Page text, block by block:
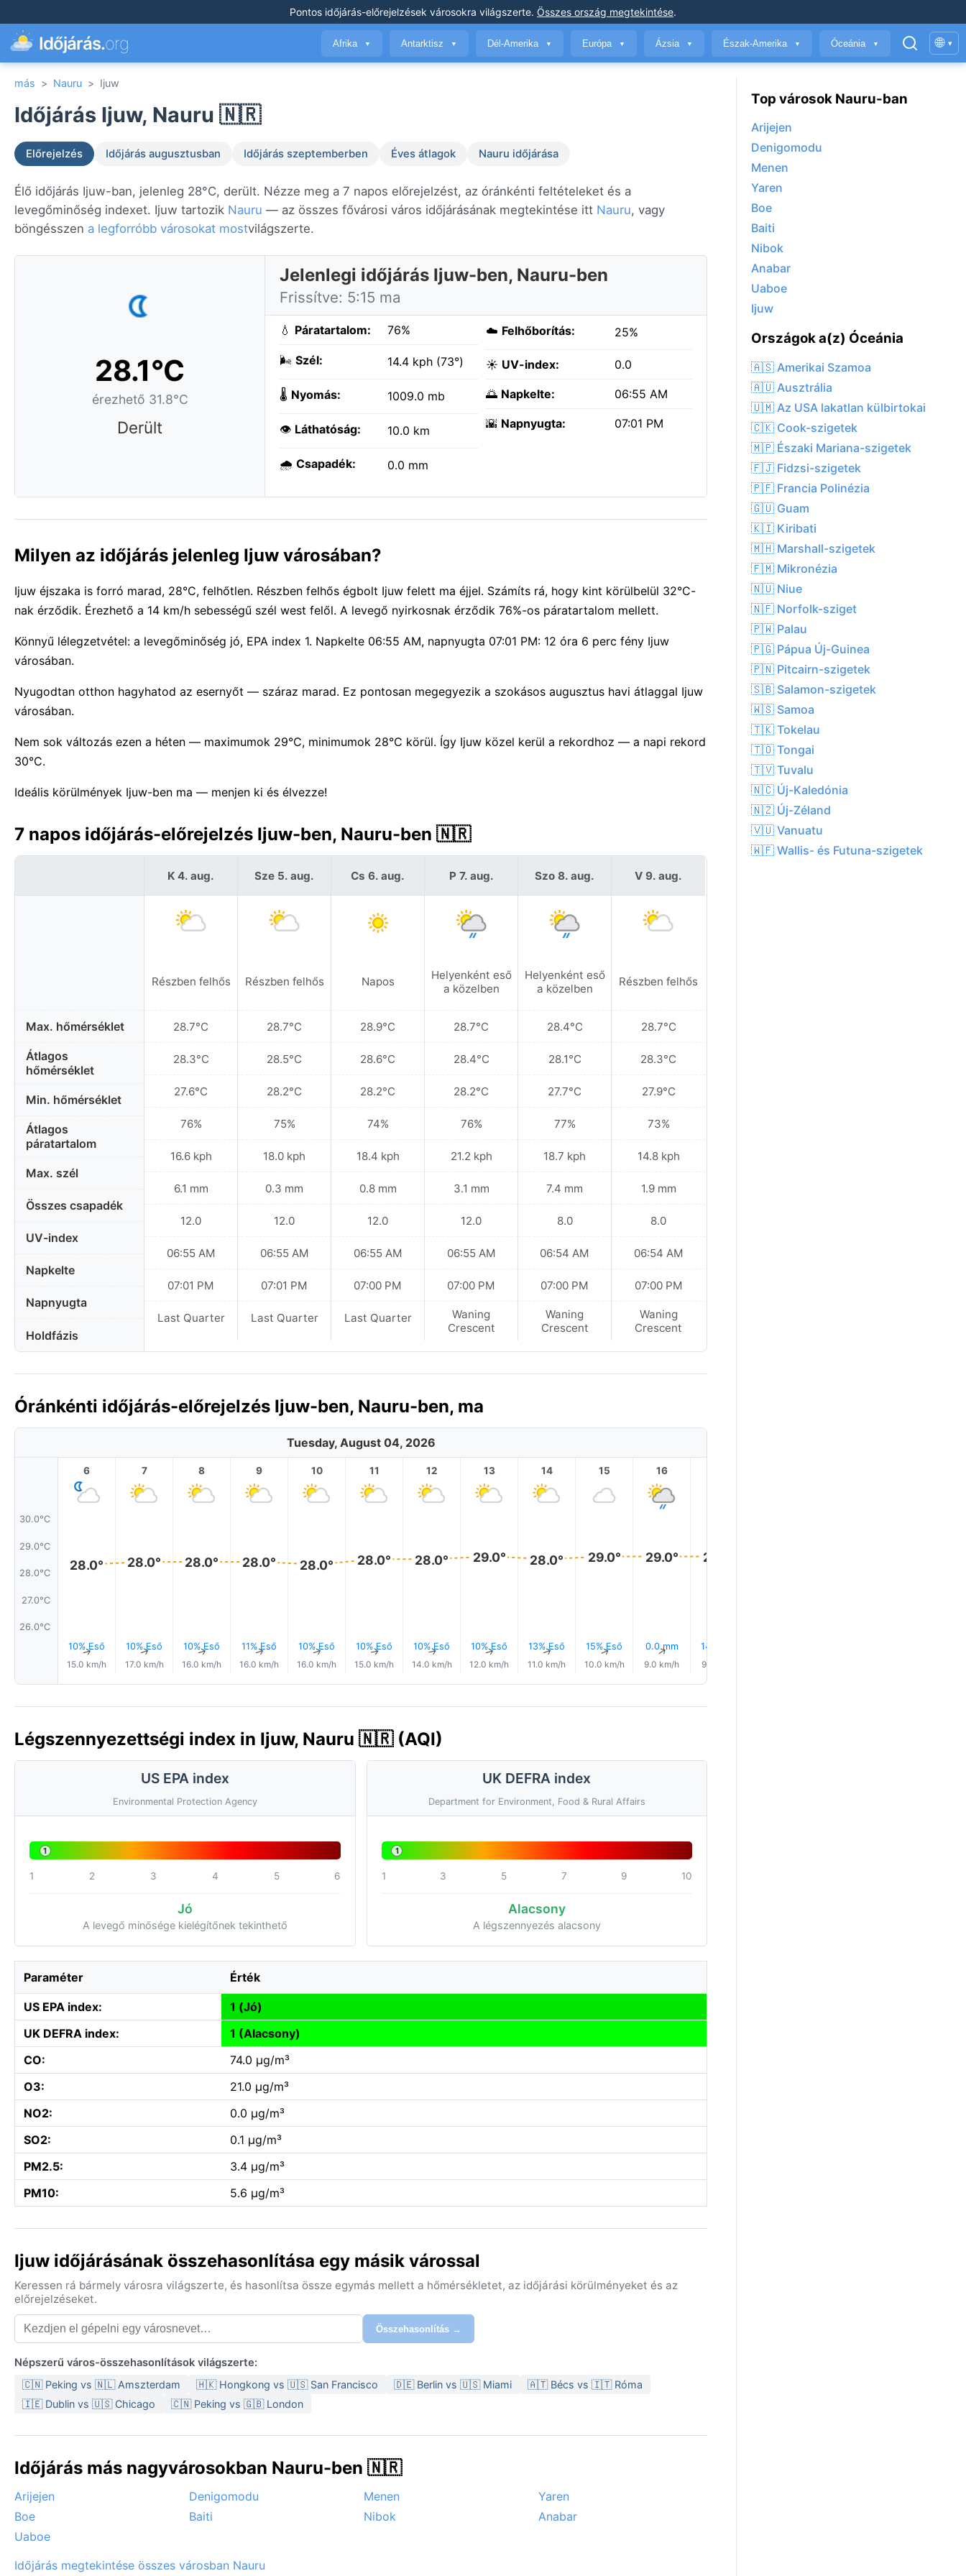
Pontos időjárás-előrejelzések városokra világszerte. Összes ország megtekintése.
Időjárás.org Afrika ▼ Antarktisz ▼ Dél-Amerika ▼ Európa ▼ Ázsia ▼ Észak-Amerika ▼ Óceánia ▼ 🌐 ▾
más > Nauru > Ijuw
Időjárás Ijuw, Nauru 🇳🇷
Előrejelzés Időjárás augusztusban Időjárás szeptemberben Éves átlagok Nauru időjárása
Élő időjárás Ijuw-ban, jelenleg 28°C, derült. Nézze meg a 7 napos előrejelzést, az óránkénti feltételeket és a
levegőminőség indexet. Ijuw tartozik Nauru — az összes fővárosi város időjárásának megtekintése itt Nauru, vagy
böngésszen a legforróbb városokat mostvilágszerte.
28.1°C
érezhető 31.8°C
Derült
Jelenlegi időjárás Ijuw-ben, Nauru-ben
Frissítve: 5:15 ma
💧 Páratartalom: 76%
🌬️ Szél: 14.4 kph (73°)
🌡️ Nyomás: 1009.0 mb
👁️ Láthatóság: 10.0 km
🌧️ Csapadék: 0.0 mm
☁️ Felhőborítás: 25%
☀️ UV-index: 0.0
🌅 Napkelte: 06:55 AM
🌇 Napnyugta: 07:01 PM
Milyen az időjárás jelenleg Ijuw városában?
Ijuw éjszaka is forró marad, 28°C, felhőtlen. Részben felhős égbolt Ijuw felett ma éjjel. Számíts rá, hogy kint körülbelül 32°C-
nak érződik. Érezhető a 14 km/h sebességű szél west felől. A levegő nyirkosnak érződik 76%-os páratartalom mellett.
Könnyű lélegzetvétel: a levegőminőség jó, EPA index 1. Napkelte 06:55 AM, napnyugta 07:01 PM: 12 óra 6 perc fény Ijuw
városában.
Nyugodtan otthon hagyhatod az esernyőt — száraz marad. Ez pontosan megegyezik a szokásos augusztus havi átlaggal Ijuw
városában.
Nem sok változás ezen a héten — maximumok 29°C, minimumok 28°C körül. Így Ijuw közel kerül a rekordhoz — a napi rekord
30°C.
Ideális körülmények Ijuw-ben ma — menjen ki és élvezze!
7 napos időjárás-előrejelzés Ijuw-ben, Nauru-ben 🇳🇷
Max. hőmérséklet
Átlagos
hőmérséklet
Min. hőmérséklet
Átlagos
páratartalom
Max. szél
Összes csapadék
UV-index
Napkelte
Napnyugta
Holdfázis
K 4. aug.
Részben felhős
28.7°C
28.3°C
27.6°C
76%
16.6 kph
6.1 mm
12.0
06:55 AM
07:01 PM
Last Quarter
Sze 5. aug.
Részben felhős
28.7°C
28.5°C
28.2°C
75%
18.0 kph
0.3 mm
12.0
06:55 AM
07:01 PM
Last Quarter
Cs 6. aug.
Napos
28.9°C
28.6°C
28.2°C
74%
18.4 kph
0.8 mm
12.0
06:55 AM
07:00 PM
Last Quarter
P 7. aug.
Helyenként eső
a közelben
28.7°C
28.4°C
28.2°C
76%
21.2 kph
3.1 mm
12.0
06:55 AM
07:00 PM
Waning
Crescent
Szo 8. aug.
Helyenként eső
a közelben
28.4°C
28.1°C
27.7°C
77%
18.7 kph
7.4 mm
8.0
06:54 AM
07:00 PM
Waning
Crescent
V 9. aug.
Részben felhős
28.7°C
28.3°C
27.9°C
73%
14.8 kph
1.9 mm
8.0
06:54 AM
07:00 PM
Waning
Crescent
Óránkénti időjárás-előrejelzés Ijuw-ben, Nauru-ben, ma
Tuesday, August 04, 2026
30.0°C
29.0°C
28.0°C
27.0°C
26.0°C
6
28.0°
10% Eső
↑
15.0 km/h
7
28.0°
10% Eső
↑
17.0 km/h
8
28.0°
10% Eső
↑
16.0 km/h
9
28.0°
11% Eső
↑
16.0 km/h
10
28.0°
10% Eső
↑
16.0 km/h
11
28.0°
10% Eső
↑
15.0 km/h
12
28.0°
10% Eső
↑
14.0 km/h
13
29.0°
10% Eső
↑
12.0 km/h
14
28.0°
13% Eső
↑
11.0 km/h
15
29.0°
15% Eső
↑
10.0 km/h
16
29.0°
0.0 mm
↑
9.0 km/h
29.0°
14% Eső
9.0 km/h
Légszennyezettségi index in Ijuw, Nauru 🇳🇷 (AQI)
US EPA index
Environmental Protection Agency
1
1 2 3 4 5 6
Jó
A levegő minősége kielégítőnek tekinthető
UK DEFRA index
Department for Environment, Food & Rural Affairs
1
1 3 5 7 9 10
Alacsony
A légszennyezés alacsony
Paraméter Érték
US EPA index:
1 (Jó)
UK DEFRA index:
1 (Alacsony)
CO:
74.0 µg/m³
O3:
21.0 µg/m³
NO2:
0.0 µg/m³
SO2:
0.1 µg/m³
PM2.5:
3.4 µg/m³
PM10:
5.6 µg/m³
Ijuw időjárásának összehasonlítása egy másik várossal
Keressen rá bármely városra világszerte, és hasonlítsa össze egymás mellett a hőmérsékletet, az időjárási körülményeket és az
előrejelzéseket.
Összehasonlítás →
Népszerű város-összehasonlítások világszerte:
🇨🇳 Peking vs 🇳🇱 Amszterdam 🇭🇰 Hongkong vs 🇺🇸 San Francisco 🇩🇪 Berlin vs 🇺🇸 Miami
🇦🇹 Bécs vs 🇮🇹 Róma
🇮🇪 Dublin vs 🇺🇸 Chicago
🇨🇳 Peking vs 🇬🇧 London
Időjárás más nagyvárosokban Nauru-ben 🇳🇷
Arijejen Denigomodu Menen
Yaren
Boe
Baiti Nibok
Anabar
Uaboe
Időjárás megtekintése összes városban Nauru
Top városok Nauru-ban
Arijejen
Denigomodu
Menen
Yaren
Boe
Baiti
Nibok
Anabar
Uaboe
Ijuw
Országok a(z) Óceánia
🇦🇸 Amerikai Szamoa
🇦🇺 Ausztrália
🇺🇲 Az USA lakatlan külbirtokai
🇨🇰 Cook-szigetek
🇲🇵 Északi Mariana-szigetek
🇫🇯 Fidzsi-szigetek
🇵🇫 Francia Polinézia
🇬🇺 Guam
🇰🇮 Kiribati
🇲🇭 Marshall-szigetek
🇫🇲 Mikronézia
🇳🇺 Niue
🇳🇫 Norfolk-sziget
🇵🇼 Palau
🇵🇬 Pápua Új-Guinea
🇵🇳 Pitcairn-szigetek
🇸🇧 Salamon-szigetek
🇼🇸 Samoa
🇹🇰 Tokelau
🇹🇴 Tongai
🇹🇻 Tuvalu
🇳🇨 Új-Kaledónia
🇳🇿 Új-Zéland
🇻🇺 Vanuatu
🇼🇫 Wallis- és Futuna-szigetek